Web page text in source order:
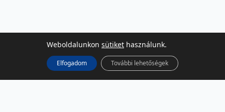
Weboldalunkon sütiket használunk.
Elfogadom További lehetőségek